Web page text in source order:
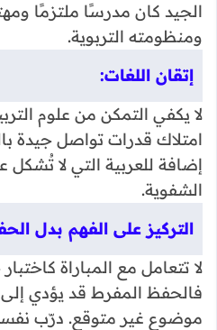
الجيد كان مدرسًا ملتزمًا
ومنظومته التربوية.
إتقان اللغات:
لا يكفي التمكن من علوم
امتلاك قدرات تواصل جيدة
إضافة للعربية التي لا تُشكل
الشفوية.
التركيز على الفهم بدل
لا تتعامل مع المباراة
فالحفظ المفرط قد يؤدي
موضوع غير متوقع. درّب